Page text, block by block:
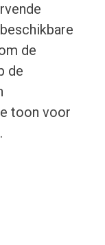
de
de
toon voor